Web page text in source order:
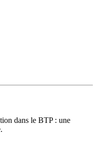
dans le BTP : une